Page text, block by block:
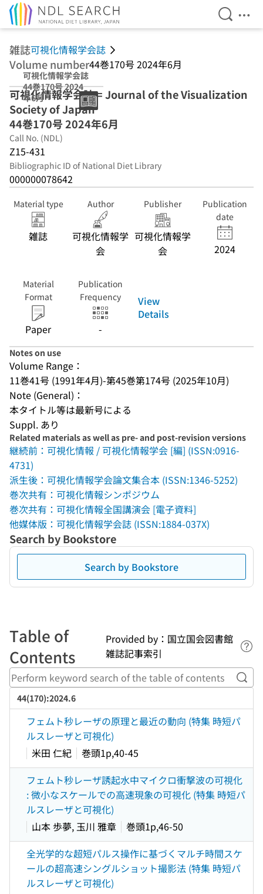
Open
雑誌可視化情報学会誌
Volume number44巻170号 2024年6月
可視化情報学会誌
44巻170号 2024
年6月
可視化情報学会誌 = Journal of the Visualization
Society of Japan
44巻170号 2024年6月
Call No. (NDL)
Z15-431
Bibliographic ID of National Diet Library
000000078642
Material type
雑誌
Author
可視化情報学
会
Publisher
可視化情報学
会
Publication
date
2024
Material
Format
Paper
Publication
Frequency
-
View
Details
Notes on use
Volume Range：
11巻41号 (1991年4月)-第45巻第174号 (2025年10月)
Note (General)：
本タイトル等は最新号による
Suppl. あり
Related materials as well as pre- and post-revision versions
継続前：可視化情報 / 可視化情報学会 [編] (ISSN:0916-
4731)
派生後：可視化情報学会論文集合本 (ISSN:1346-5252)
巻次共有：可視化情報シンポジウム
巻次共有：可視化情報全国講演会 [電子資料]
他媒体版：可視化情報学会誌 (ISSN:1884-037X)
Search by Bookstore
Search by Bookstore
Table of
Contents
Provided by：国立国会図書館
雑誌記事索引
44(170):2024.6
フェムト秒レーザの原理と最近の動向 (特集 時短パ
ルスレーザと可視化)
米田 仁紀
巻頭1p,40-45
フェムト秒レーザ誘起水中マイクロ衝撃波の可視化
: 微小なスケールでの高速現象の可視化 (特集 時短パ
ルスレーザと可視化)
山本 歩夢, 玉川 雅章
巻頭1p,46-50
全光学的な超短パルス操作に基づくマルチ時間スケ
ールの超高速シングルショット撮影法 (特集 時短パ
ルスレーザと可視化)